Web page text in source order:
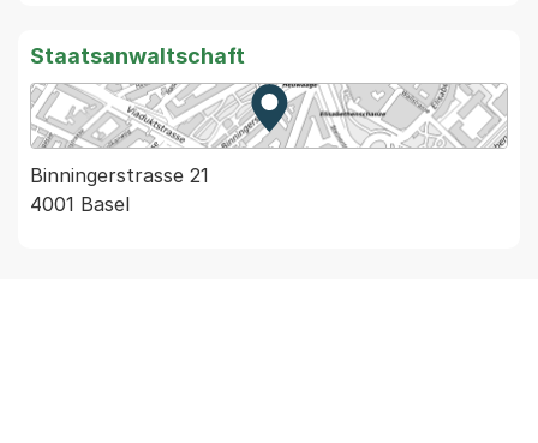
Staatsanwaltschaft
Zur Karte von MapBS.
Externer Link, wird in einem
Binningerstrasse 21
4001 Basel